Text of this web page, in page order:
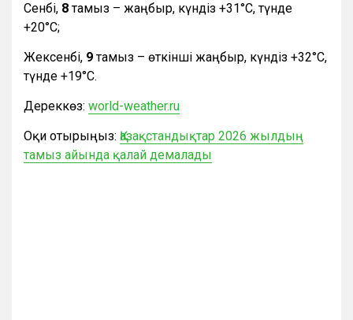
Сенбі, 8тамыз – жаңбыр, күндіз +31°С, түнде
+20°С;
Жексенбі, 9тамыз – өткінші жаңбыр, күндіз +32°С,
түнде +19°С.
Дереккөз: world-weather.ru
Оқи отырыңыз: Қазақстандықтар 2026 жылдың
тамыз айында қалай демалады